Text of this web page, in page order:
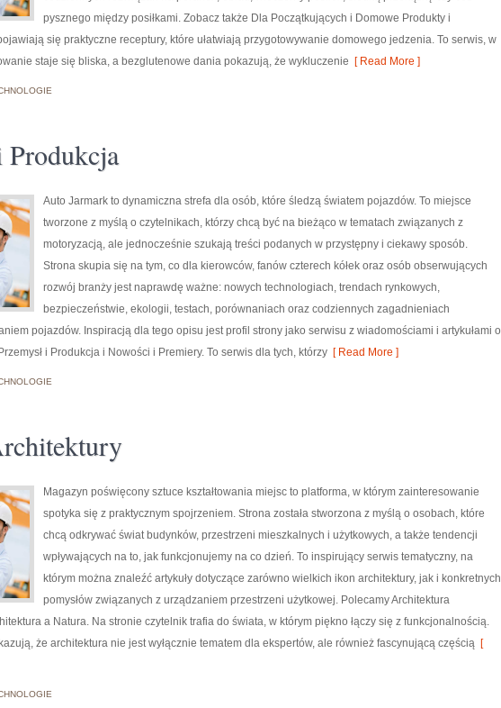
pysznego między posiłkami. Zobacz także Dla Początkujących i Domowe Produkty i
się praktyczne receptury, które ułatwiają przygotowywanie domowego jedzenia. To serwis, w
staje się bliska, a bezglutenowe dania pokazują, że wykluczenie [ Read More ]
Produkcja
Auto Jarmark to dynamiczna strefa dla osób, które śledzą światem pojazdów. To miejsce
tworzone z myślą o czytelnikach, którzy chcą być na bieżąco w tematach związanych z
motoryzacją, ale jednocześnie szukają treści podanych w przystępny i ciekawy sposób.
Strona skupia się na tym, co dla kierowców, fanów czterech kółek oraz osób obserwujących
rozwój branży jest naprawdę ważne: nowych technologiach, trendach rynkowych,
bezpieczeństwie, ekologii, testach, porównaniach oraz codziennych zagadnieniach
pojazdów. Inspiracją dla tego opisu jest profil strony jako serwisu z wiadomościami i artykułami o
i Produkcja i Nowości i Premiery. To serwis dla tych, którzy [ Read More ]
Magazyn poświęcony sztuce kształtowania miejsc to platforma, w którym zainteresowanie
spotyka się z praktycznym spojrzeniem. Strona została stworzona z myślą o osobach, które
chcą odkrywać świat budynków, przestrzeni mieszkalnych i użytkowych, a także tendencji
wpływających na to, jak funkcjonujemy na co dzień. To inspirujący serwis tematyczny, na
którym można znaleźć artykuły dotyczące zarówno wielkich ikon architektury, jak i konkretnych
pomysłów związanych z urządzaniem przestrzeni użytkowej. Polecamy Architektura
a Natura. Na stronie czytelnik trafia do świata, w którym piękno łączy się z funkcjonalnością.
że architektura nie jest wyłącznie tematem dla ekspertów, ale również fascynującą częścią [